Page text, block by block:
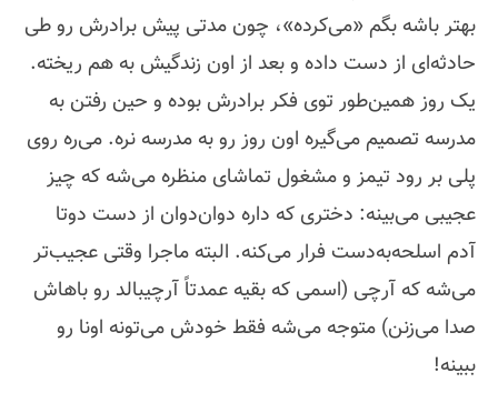
بهتر باشه بگم «می‌کرده»، چون مدتی پیش برادرش رو طی
حادثه‌ای از دست داده و بعد از اون زندگیش به هم ریخته.
یک روز همین‌طور توی فکر برادرش بوده و حین رفتن به
مدرسه تصمیم می‌گیره اون روز رو به مدرسه نره. می‌ره روی
پلی بر رود تیمز و مشغول تماشای منظره می‌شه که چیز
عجیبی می‌بینه: دختری که داره دوان‌دوان از دست دوتا
آدم اسلحه‌به‌دست فرار می‌کنه. البته ماجرا وقتی عجیب‌تر
می‌شه که آرچی (اسمی که بقیه عمدتاً آرچیبالد رو باهاش
صدا می‌زنن) متوجه می‌شه فقط خودش می‌تونه اونا رو
ببینه!